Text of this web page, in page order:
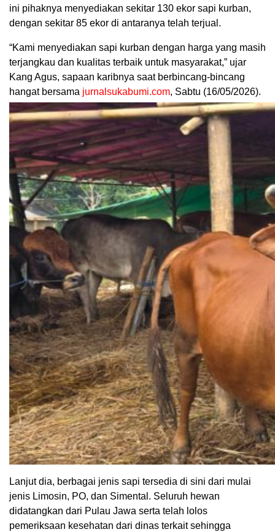
ini pihaknya menyediakan sekitar 130 ekor sapi kurban,
dengan sekitar 85 ekor di antaranya telah terjual.
“Kami menyediakan sapi kurban dengan harga yang masih
terjangkau dan kualitas terbaik untuk masyarakat,” ujar
Kang Agus, sapaan karibnya saat berbincang-bincang
hangat bersama jurnalsukabumi.com, Sabtu (16/05/2026).
Lanjut dia, berbagai jenis sapi tersedia di sini dari mulai
jenis Limosin, PO, dan Simental. Seluruh hewan
didatangkan dari Pulau Jawa serta telah lolos
pemeriksaan kesehatan dari dinas terkait sehingga